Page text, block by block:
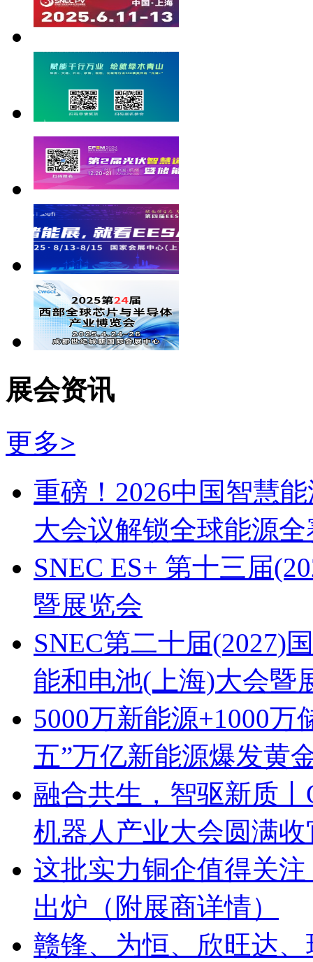
展会资讯
更多>
重磅！2026中国智慧
大会议解锁全球能源全
SNEC ES+ 第十三届
暨展览会
SNEC第二十届(2027)
能和电池(上海)大会暨
5000万新能源+1000
五”万亿新能源爆发黄
融合共生，智驱新质丨
机器人产业大会圆满收
这批实力铜企值得关
出炉（附展商详情）
赣锋、为恒、欣旺达